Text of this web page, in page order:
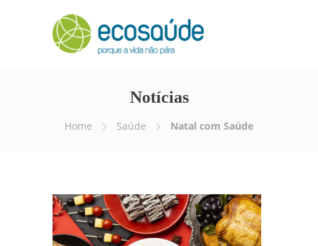
Notícias
Home Saúde Natal com Saúde